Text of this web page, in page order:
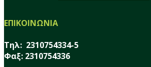
ΕΠΙΚΟΙΝΩΝΙΑ
Τηλ: 2310754334-5
Φαξ: 2310754336